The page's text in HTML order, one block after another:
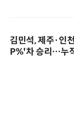
김민석, 제주·인
P%'차 승리…누